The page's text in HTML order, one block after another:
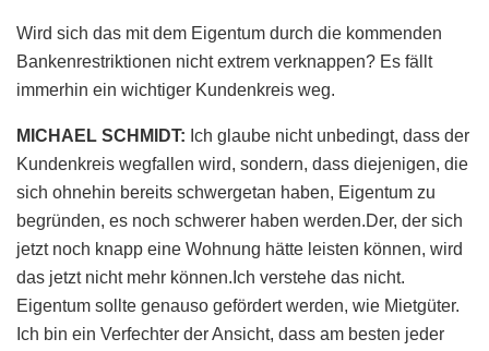
Wird sich das mit dem Eigentum durch die kommenden
Bankenrestriktionen nicht extrem verknappen? Es fällt
immerhin ein wichtiger Kundenkreis weg.
MICHAEL SCHMIDT: Ich glaube nicht unbedingt, dass der
Kundenkreis wegfallen wird, sondern, dass diejenigen, die
sich ohnehin bereits schwergetan haben, Eigentum zu
begründen, es noch schwerer haben werden.Der, der sich
jetzt noch knapp eine Wohnung hätte leisten können, wird
das jetzt nicht mehr können.Ich verstehe das nicht.
Eigentum sollte genauso gefördert werden, wie Mietgüter.
Ich bin ein Verfechter der Ansicht, dass am besten jeder